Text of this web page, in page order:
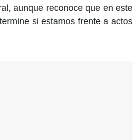
aunque reconoce que en este
si estamos frente a actos